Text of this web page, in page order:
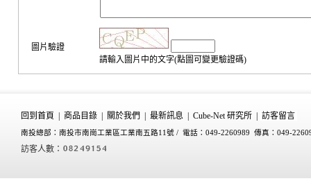
圖片驗證
請輸入圖片中的文字(點圖可變更驗證碼)
回到首頁 商品目錄 關於我們 最新訊息 Cube-Net 研究所 訪客留言
南投總部：南投市南崗工業區工業南五路11號 / 電話：049-2260989 傳真：049-
訪客人數：